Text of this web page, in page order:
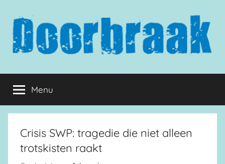
inhoud
springen
Doorbraak.eu
Menu
Crisis SWP: tragedie die niet alleen
trotskisten raakt